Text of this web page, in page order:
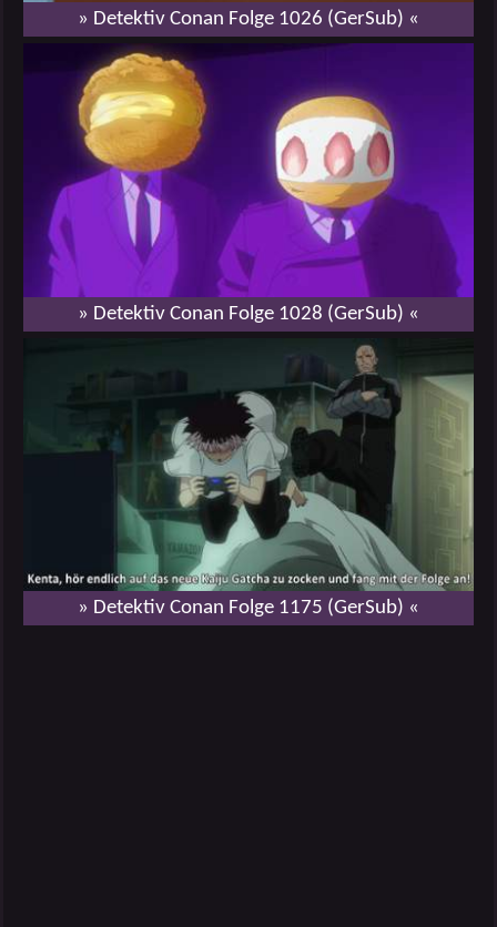
» Detektiv Conan Folge 1026 (GerSub) «
» Detektiv Conan Folge 1028 (GerSub) «
» Detektiv Conan Folge 1175 (GerSub) «